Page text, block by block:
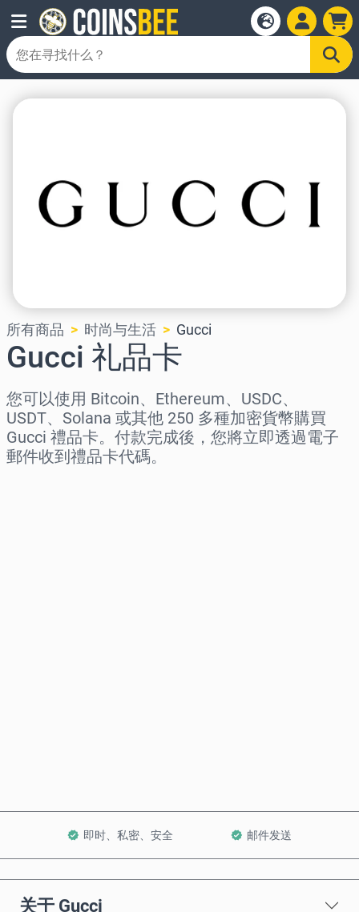
所有商品 时尚与生活 Gucci
Gucci 礼品卡
您可以使用 Bitcoin、Ethereum、USDC、
USDT、Solana 或其他 250 多種加密貨幣購買
Gucci 禮品卡。付款完成後，您將立即透過電子
郵件收到禮品卡代碼。
即时、私密、安全 邮件发送
关于 Gucci